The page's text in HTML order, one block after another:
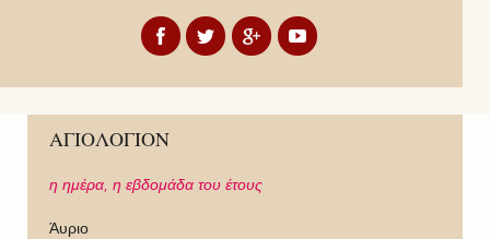
ΑΓΙΟΛΟΓΙΟΝ
η ημέρα, η εβδομάδα του έτους
Άυριο